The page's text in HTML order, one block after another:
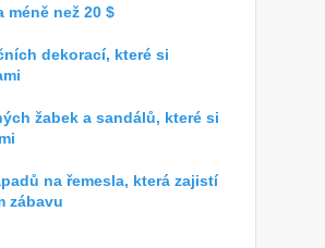
méně než 20 $
dekorací, které si
žabek a sandálů, které si
na řemesla, která zajistí
zábavu